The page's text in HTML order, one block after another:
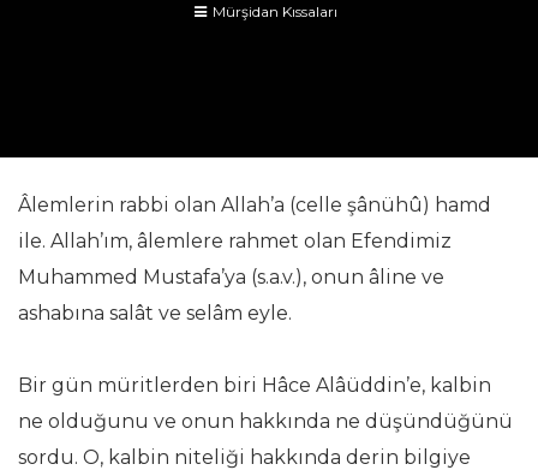
Mürşidan Kıssaları
Âlemlerin rabbi olan Allah’a (celle şânühû) hamd
ile. Allah’ım, âlemlere rahmet olan Efendimiz
Muhammed Mustafa’ya (s.a.v.), onun âline ve
ashabına salât ve selâm eyle.
Bir gün müritlerden biri Hâce Alâüddin’e, kalbin
ne olduğunu ve onun hakkında ne düşündüğünü
sordu. O, kalbin niteliği hakkında derin bilgiye